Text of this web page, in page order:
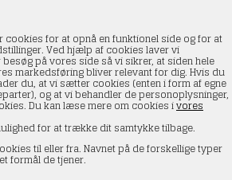
cookies for at opnå en funktionel side og for at
Ved hjælp af cookies laver vi
på vores side så vi sikrer, at siden hele
markedsføring bliver relevant for dig. Hvis du
du, at vi sætter cookies (enten i form af egne
og at vi behandler de personoplysninger,
Du kan læse mere om cookies ivores
for at trække dit samtykke tilbage.
til eller fra. Navnet på de forskellige typer
formål de tjener.
CarMotion Basis